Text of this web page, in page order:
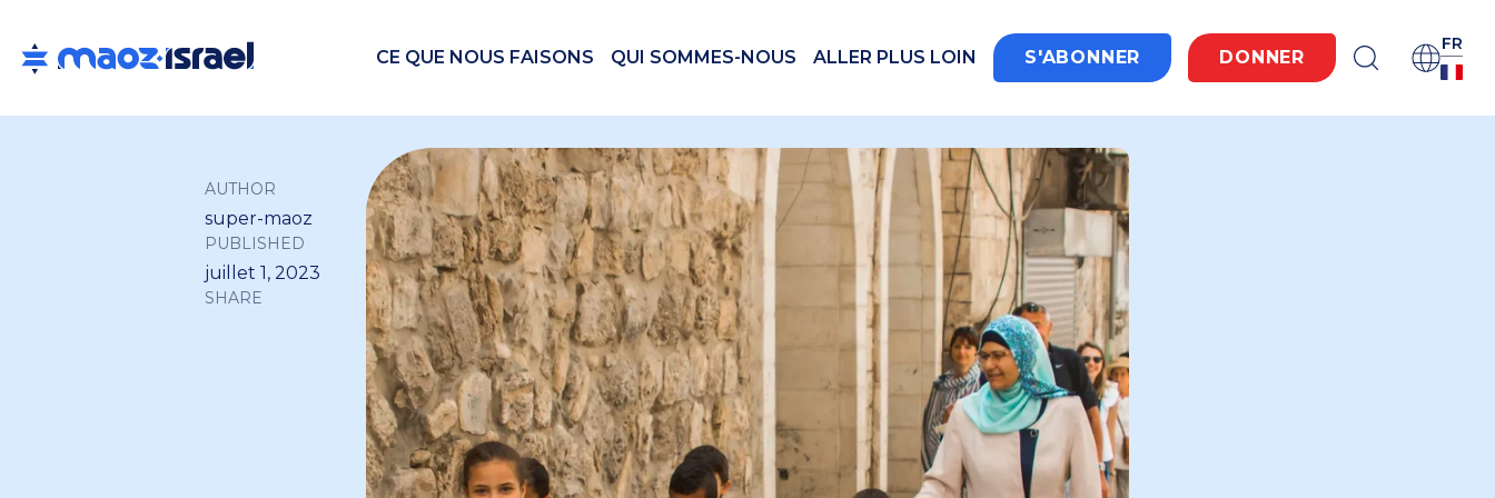
CE QUE NOUS FAISONS QUI SOMMES-NOUS ALLER PLUS LOIN S'ABONNER DONNER
FR
AUTHOR
super-maoz
PUBLISHED
juillet 1, 2023
SHARE